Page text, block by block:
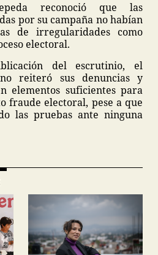
reconoció que las
por su campaña no habían
de irregularidades como
electoral.
del escrutinio, el
reiteró sus denuncias y
elementos suficientes para
fraude electoral, pese a que
las pruebas ante ninguna